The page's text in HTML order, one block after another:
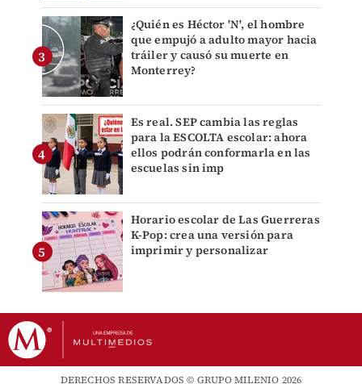
¿Quién es Héctor 'N', el hombre
que empujó a adulto mayor hacia
tráiler y causó su muerte en
Monterrey?
Es real. SEP cambia las reglas
para la ESCOLTA escolar: ahora
ellos podrán conformarla en las
escuelas sin imp
Horario escolar de Las Guerreras
K-Pop: crea una versión para
imprimir y personalizar
DERECHOS RESERVADOS © GRUPO MILENIO 2026